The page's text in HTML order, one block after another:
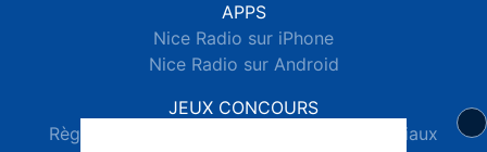
APPS
Nice Radio sur iPhone
Nice Radio sur Android
JEUX CONCOURS
Règlements des jeux concours réseaux sociaux